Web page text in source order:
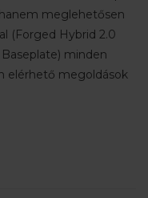
meglehetősen
(Forged Hybrid 2.0
minden
elérhető megoldások